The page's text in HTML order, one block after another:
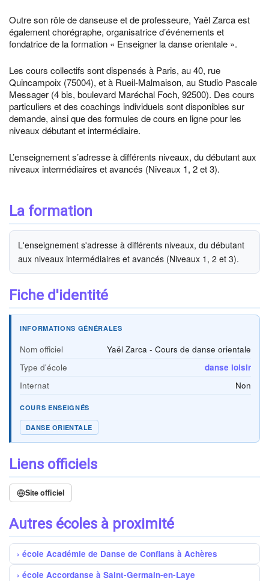
Outre son rôle de danseuse et de professeure, Yaël Zarca est
également chorégraphe, organisatrice d’événements et
fondatrice de la formation « Enseigner la danse orientale ».
Les cours collectifs sont dispensés à Paris, au 40, rue
Quincampoix (75004), et à Rueil-Malmaison, au Studio Pascale
Messager (4 bis, boulevard Maréchal Foch, 92500). Des cours
particuliers et des coachings individuels sont disponibles sur
demande, ainsi que des formules de cours en ligne pour les
niveaux débutant et intermédiaire.
L’enseignement s’adresse à différents niveaux, du débutant aux
niveaux intermédiaires et avancés (Niveaux 1, 2 et 3).
La formation
L'enseignement s'adresse à différents niveaux, du débutant
aux niveaux intermédiaires et avancés (Niveaux 1, 2 et 3).
Fiche d'identité
INFORMATIONS GÉNÉRALES
Nom officiel
Yaël Zarca - Cours de danse orientale
Type d'école
danse loisir
Internat
Non
COURS ENSEIGNÉS
DANSE ORIENTALE
Liens officiels
Site officiel
Autres écoles à proximité
école Académie de Danse de Conflans à Achères
école Accordanse à Saint-Germain-en-Laye